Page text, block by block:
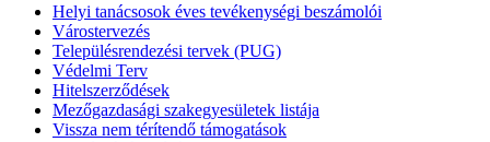
Helyi tanácsosok éves tevékenységi beszámolói
Várostervezés
Településrendezési tervek (PUG)
Védelmi Terv
Hitelszerződések
Mezőgazdasági szakegyesületek listája
Vissza nem térítendő támogatások